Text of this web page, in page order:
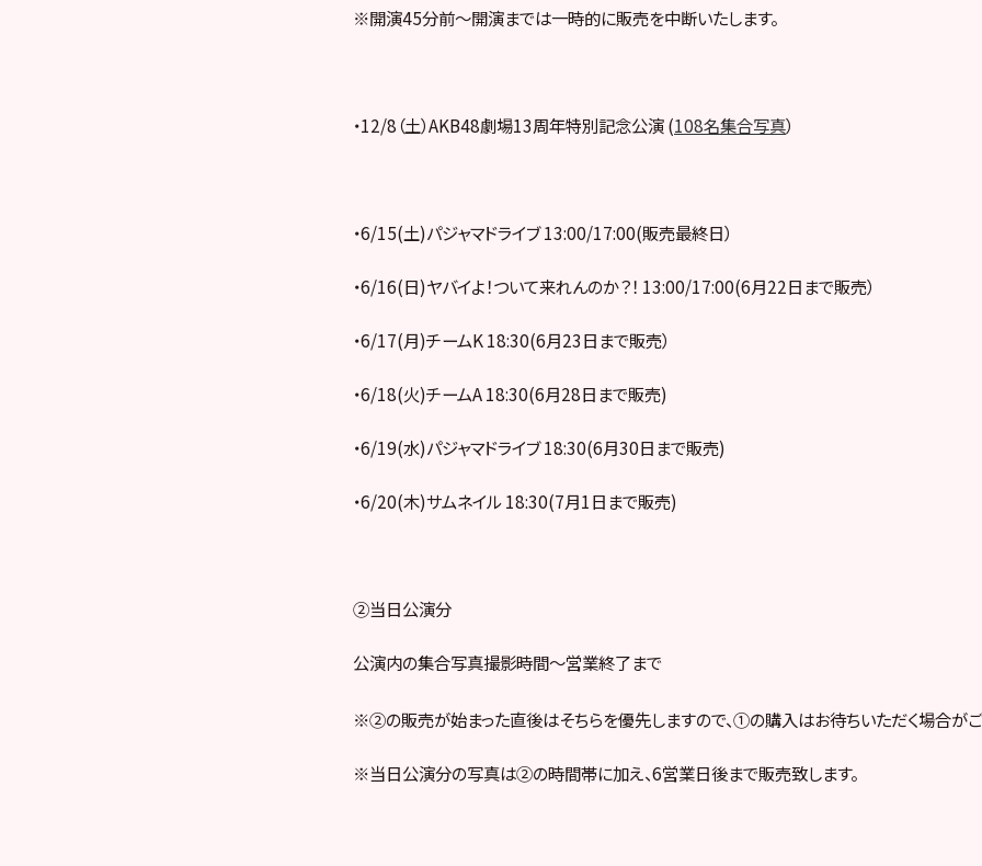
※開演45分前～開演までは一時的に販売を中断いたします。
・12/8（土）AKB48劇場13周年特別記念公演 (108名集合写真）
・6/15(土)パジャマドライブ 13:00/17:00(販売最終日）
・6/16(日)ヤバイよ！ついて来れんのか？！ 13:00/17:00(6月22日まで販売）
・6/17(月)チームK 18:30(6月23日まで販売）
・6/18(火)チームA 18:30(6月28日まで販売)
・6/19(水)パジャマドライブ 18:30(6月30日まで販売)
・6/20(木)サムネイル 18:30(7月1日まで販売)
②当日公演分
公演内の集合写真撮影時間～営業終了まで
※②の販売が始まった直後はそちらを優先しますので、①の購入はお待ちいただく場合が
※当日公演分の写真は②の時間帯に加え、6営業日後まで販売致します。